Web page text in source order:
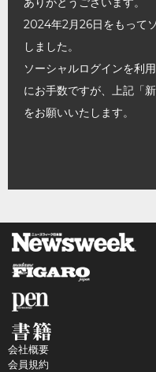
2024年2月26日をもって
しました。
ソーシャルログインを利
にお手数ですが、上記「
をお願いいたします。
会社概要
会員規約